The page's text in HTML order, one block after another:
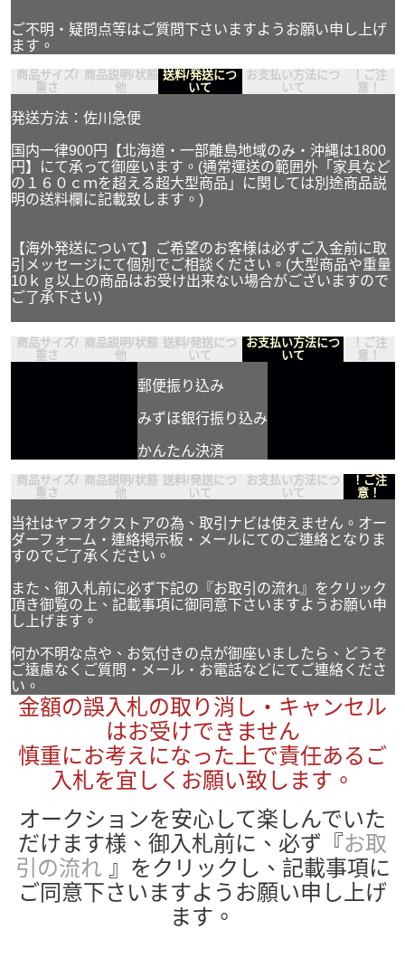
ご不明・疑問点等はご質問下さいますようお願い申し上げ
ます。
商品サイズ/
重さ
商品説明/状態
他
送料/発送につ
いて
お支払い方法につ
いて
！ご注
意！
発送方法：佐川急便
国内一律900円【北海道・一部離島地域のみ・沖縄は1800
円】にて承って御座います。(通常運送の範囲外「家具など
の１６０ｃｍを超える超大型商品」に関しては別途商品説
明の送料欄に記載致します。)
【海外発送について】ご希望のお客様は必ずご入金前に取
引メッセージにて個別でご相談ください。(大型商品や重量
10ｋｇ以上の商品はお受け出来ない場合がございますので
ご了承下さい)
商品サイズ/
重さ
商品説明/状態
他
送料/発送につ
いて
お支払い方法につ
いて
！ご注
意！
郵便振り込み
みずほ銀行振り込み
かんたん決済
商品サイズ/
重さ
商品説明/状態
他
送料/発送につ
いて
お支払い方法につ
いて
！ご注
意！
当社はヤフオクストアの為、取引ナビは使えません。オー
ダーフォーム・連絡掲示板・メールにてのご連絡となりま
すのでご了承ください。
また、御入札前に必ず下記の『お取引の流れ』をクリック
頂き御覧の上、記載事項に御同意下さいますようお願い申
し上げます。
何か不明な点や、お気付きの点が御座いましたら、どうぞ
ご遠慮なくご質問・メール・お電話などにてご連絡くださ
い。
金額の誤入札の取り消し・キャンセル
はお受けできません
慎重にお考えになった上で責任あるご
入札を宜しくお願い致します。
オークションを安心して楽しんでいた
だけます様、御入札前に、必ず『お取
引の流れ』をクリックし、記載事項に
ご同意下さいますようお願い申し上げ
ます。